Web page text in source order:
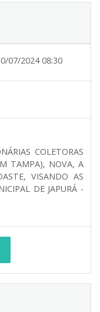
07/2024 08:30
COLETORAS
TAMPA), NOVA, A
VISANDO AS
DE JAPURÁ -